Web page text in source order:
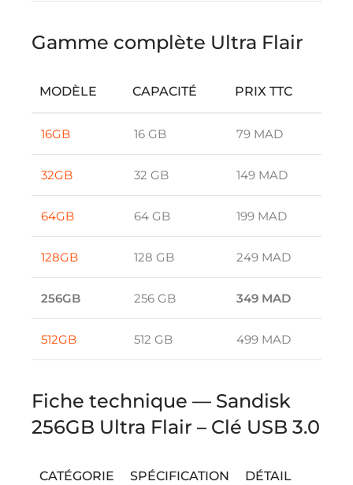
Gamme complète Ultra Flair
MODÈLE CAPACITÉ PRIX TTC
16GB 16 GB 79 MAD
32GB 32 GB 149 MAD
64GB 64 GB 199 MAD
128GB 128 GB 249 MAD
256GB 256 GB 349 MAD
512GB 512 GB 499 MAD
Fiche technique — Sandisk
256GB Ultra Flair – Clé USB 3.0
CATÉGORIE SPÉCIFICATION DÉTAIL